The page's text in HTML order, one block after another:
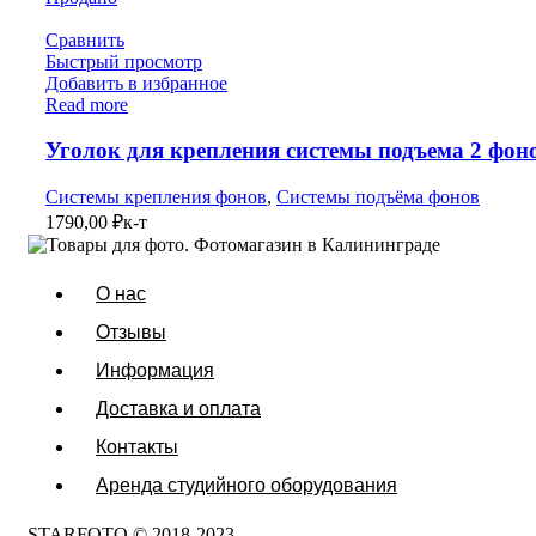
Сравнить
Быстрый просмотр
Добавить в избранное
Read more
Уголок для крепления системы подъема 2
Системы крепления фонов, Системы подъёма фонов
1790,00 ₽к-т
О нас
Отзывы
Информация
Доставка и оплата
Контакты
Аренда студийного оборудования